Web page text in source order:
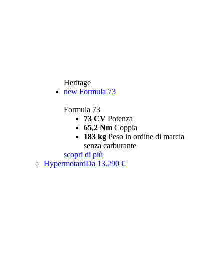
Heritage
new Formula 73
Formula 73
73 CV Potenza
65,2 Nm Coppia
183 kg Peso in ordine di marcia
senza carburante
scopri di più
HypermotardDa 13.290 €